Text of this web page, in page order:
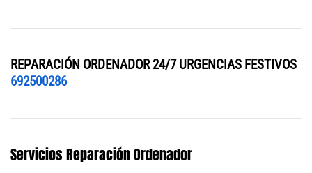
REPARACIÓN ORDENADOR 24/7 URGENCIAS FESTIVOS
692500286
Servicios Reparación Ordenador